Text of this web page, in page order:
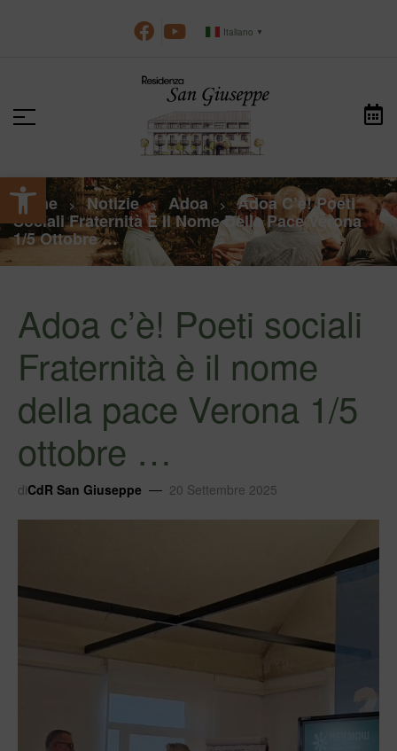
Apri la barra degli strumenti
Italiano ▼
Home > Notizie > Adoa > Adoa C’è! Poeti
Sociali Fraternità È Il Nome Della Pace Verona
1/5 Ottobre …
Adoa c’è! Poeti sociali
Fraternità è il nome
della pace Verona 1/5
ottobre …
diCdR San Giuseppe 20 Settembre 2025